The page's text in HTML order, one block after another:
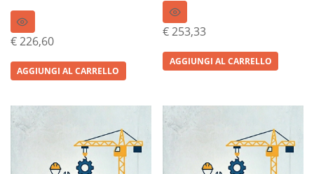
€226,60
AGGIUNGI AL CARRELLO
€253,33
AGGIUNGI AL CARRELLO